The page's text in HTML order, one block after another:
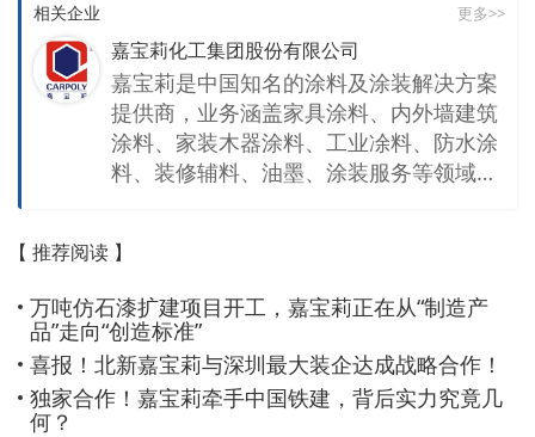
相关企业 更多>>
嘉宝莉化工集团股份有限公司
嘉宝莉是中国知名的涂料及涂装解决方案
提供商，业务涵盖家具涂料、内外墙建筑
涂料、家装木器涂料、工业凃料、防水涂
料、装修辅料、油墨、涂装服务等领域。
司，8大生产基地。 从当年一个微小业务
开始，到今天集团员工超过 3200人，全
国销售网点超16000个，年销售额超38亿
元人民币，品牌价值273.61亿元，在中国
本土涂料中处于强势地位。自2011年起，
嘉宝莉连年上榜美国《涂料世界》发布
【 推荐阅读 】
万吨仿石漆扩建项目开工，嘉宝莉正在从“制造产
品”走向“创造标准”
喜报！北新嘉宝莉与深圳最大装企达成战略合作！
独家合作！嘉宝莉牵手中国铁建，背后实力究竟几
何？